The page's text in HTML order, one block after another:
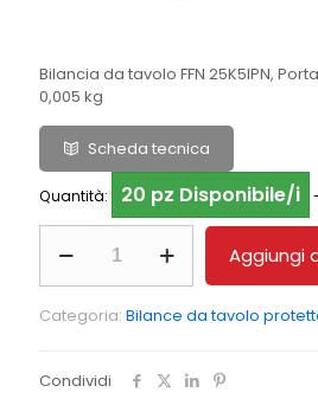
Bilancia da tavolo FFN 25K5IPN,
0,005 kg
Scheda tecnica
Quantità: 20 pz Disponibile/i
tavolo
IP
FFN
25K5IPN
Aggiungi
Categoria: Bilance da tavolo
Condividi